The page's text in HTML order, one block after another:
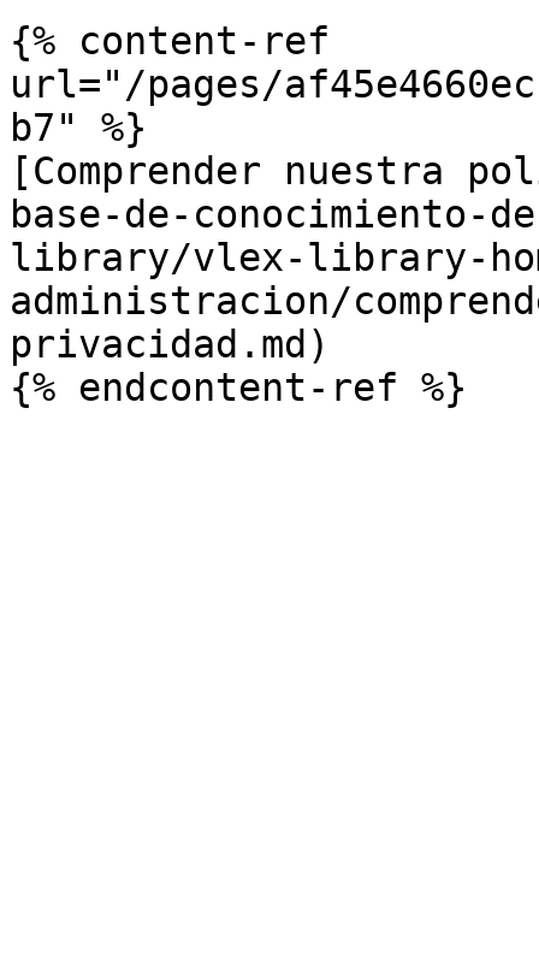
{% content-ref
url="/pages/
b7" %}
[Comprender nuestra
base-de-
library/vlex-library-
administracion/
privacidad.md)